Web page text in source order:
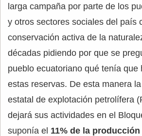
larga campaña por parte de los
y otros sectores sociales del país
conservación activa de la
décadas pidiendo por que se
pueblo ecuatoriano qué tenía que
estas reservas. De esta manera
estatal de explotación petrolífera
dejará sus actividades en el
suponía el 11% de la